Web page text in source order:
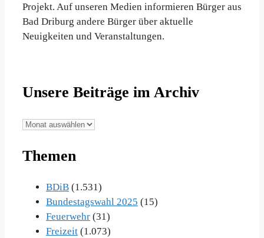
Projekt. Auf unseren Medien informieren Bürger aus
Bad Driburg andere Bürger über aktuelle
Neuigkeiten und Veranstaltungen.
Unsere Beiträge im Archiv
Unsere
im
Themen
BDiB (1.531)
Bundestagswahl 2025 (15)
Feuerwehr (31)
Freizeit (1.073)